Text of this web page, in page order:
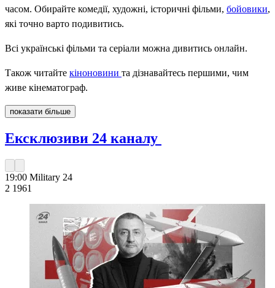
часом. Обирайте комедії, художні, історичні фільми, бойовики,
які точно варто подивитись.
Всі українські фільми та серіали можна дивитись онлайн.
Також читайте кіноновини та дізнавайтесь першими, чим
живе кінематограф.
показати більше
Ексклюзиви 24 каналу
19:00 Military 24
2 1961